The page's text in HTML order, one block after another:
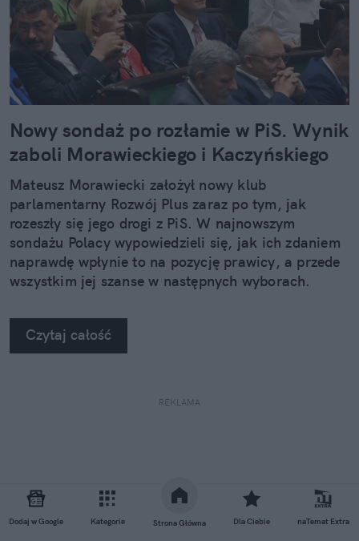
Dodaj w Google Kategorie Strona Główna Dla Ciebie naTemat Extra
Nowy sondaż po rozłamie w PiS. Wynik
zaboli Morawieckiego i Kaczyńskiego
Mateusz Morawiecki założył nowy klub
parlamentarny Rozwój Plus zaraz po tym, jak
rozeszły się jego drogi z PiS. W najnowszym
sondażu Polacy wypowiedzieli się, jak ich zdaniem
naprawdę wpłynie to na pozycję prawicy, a przede
wszystkim jej szanse w następnych wyborach.
Czytaj całość
REKLAMA